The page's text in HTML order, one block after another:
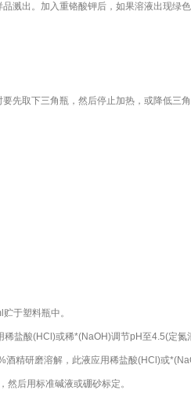
溅出。加入重铬酸钾后，如果溶液出现
先取下三角瓶，然后停止加热，或降低三角
于塑料瓶中。
盐酸(HCl)或稀*(NaOH)调节pH至4.5(定氮
精研磨溶解，此液应用稀盐酸(HCl)或
后用标准碱液或硼砂标定。